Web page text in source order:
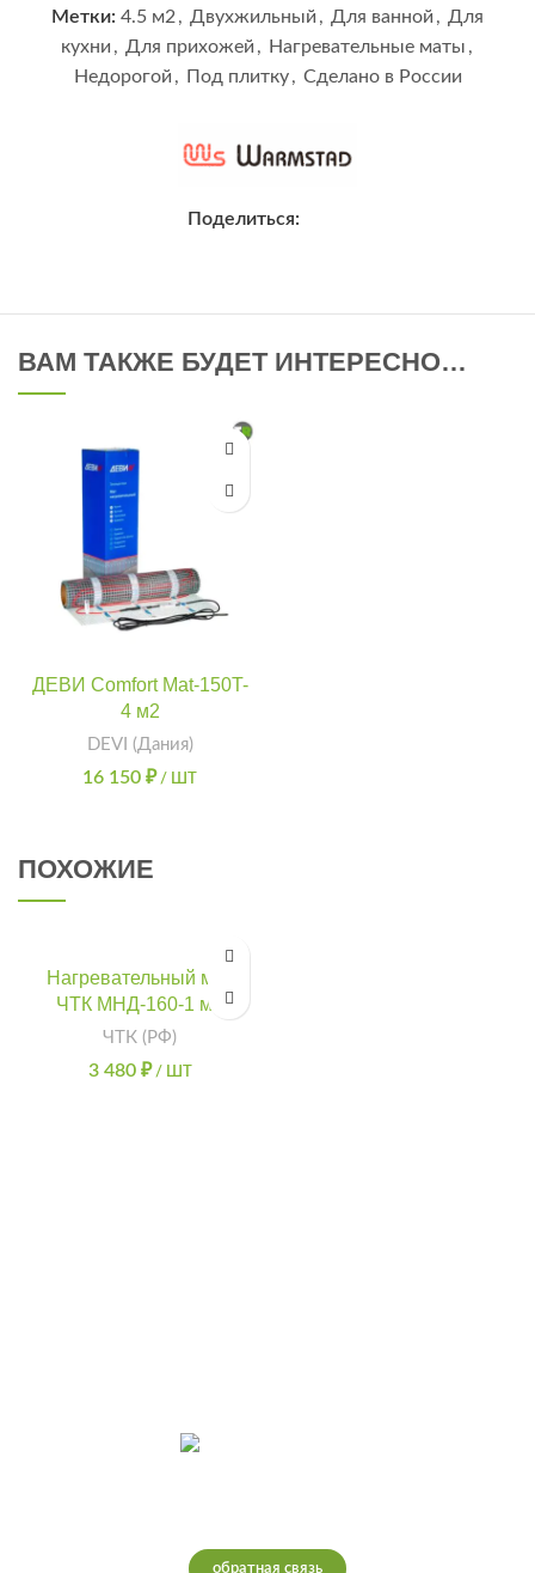
Метки: 4.5 м2 , Двухжильный , Для ванной , Для
кухни , Для прихожей , Нагревательные маты ,
Недорогой , Под плитку , Сделано в России
Поделиться:
ВАМ ТАКЖЕ БУДЕТ ИНТЕРЕСНО…
ДЕВИ Comfort Mat-150T-
4 м2
DEVI (Дания)
16 150 ₽ / ШТ
ПОХОЖИЕ
Нагревательный мат
ЧТК МНД-160-1 м2
ЧТК (РФ)
3 480 ₽ / ШТ
обратная связь